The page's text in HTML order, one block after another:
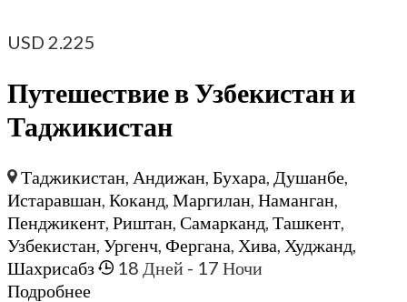
USD 2.225
Путешествие в Узбекистан и
Таджикистан
Таджикистан, Андижан,Бухара, Душанбе,
Истаравшан, Коканд, Маргилан, Наманган,
Пенджикент, Риштан, Самарканд, Ташкент,
Узбекистан, Ургенч, Фергана, Хива, Худжанд,
Шахрисабз
18 Дней - 17 Ночи
Подробнее